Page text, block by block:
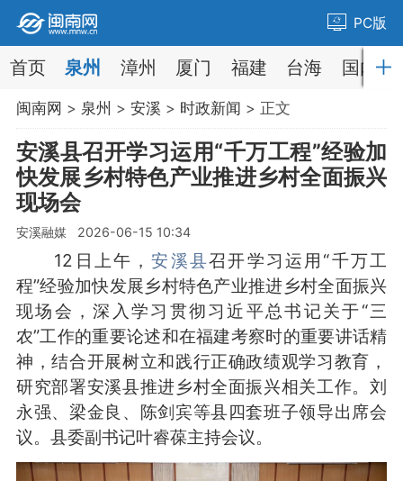
PC版
首页 泉州 漳州 厦门 福建 台海 国内
闽南网 > 泉州 > 安溪 > 时政新闻 > 正文
安溪县召开学习运用“千万工程”经验加
快发展乡村特色产业推进乡村全面振兴
现场会
安溪融媒 2026-06-15 10:34
12日上午，安溪县召开学习运用“千万工
程”经验加快发展乡村特色产业推进乡村全面振兴
现场会，深入学习贯彻习近平总书记关于“三
农”工作的重要论述和在福建考察时的重要讲话精
神，结合开展树立和践行正确政绩观学习教育，
研究部署安溪县推进乡村全面振兴相关工作。刘
永强、梁金良、陈剑宾等县四套班子领导出席会
议。县委副书记叶睿葆主持会议。